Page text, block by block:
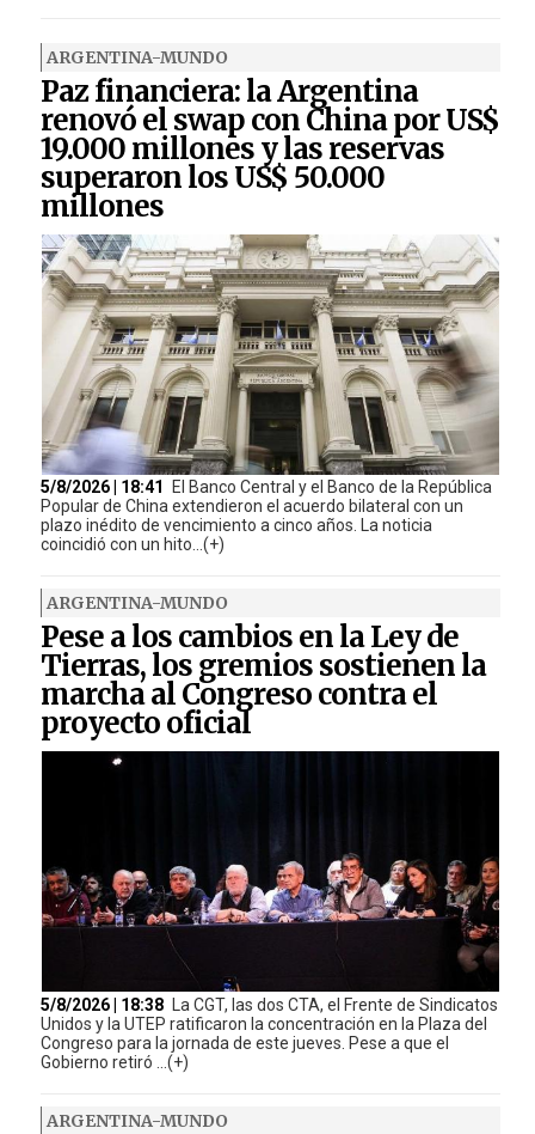
ARGENTINA-MUNDO
Paz financiera: la Argentina
renovó el swap con China por US$
19.000 millones y las reservas
superaron los US$ 50.000
millones
5/8/2026 | 18:41
El Banco Central y el Banco de la República
Popular de China extendieron el acuerdo bilateral con un
plazo inédito de vencimiento a cinco años. La noticia
coincidió con un hito...(+)
ARGENTINA-MUNDO
Pese a los cambios en la Ley de
Tierras, los gremios sostienen la
marcha al Congreso contra el
proyecto oficial
5/8/2026 | 18:38 La CGT, las dos CTA, el Frente de Sindicatos
Unidos y la UTEP ratificaron la concentración en la Plaza del
Congreso para la jornada de este jueves. Pese a que el
Gobierno retiró ...(+)
ARGENTINA-MUNDO